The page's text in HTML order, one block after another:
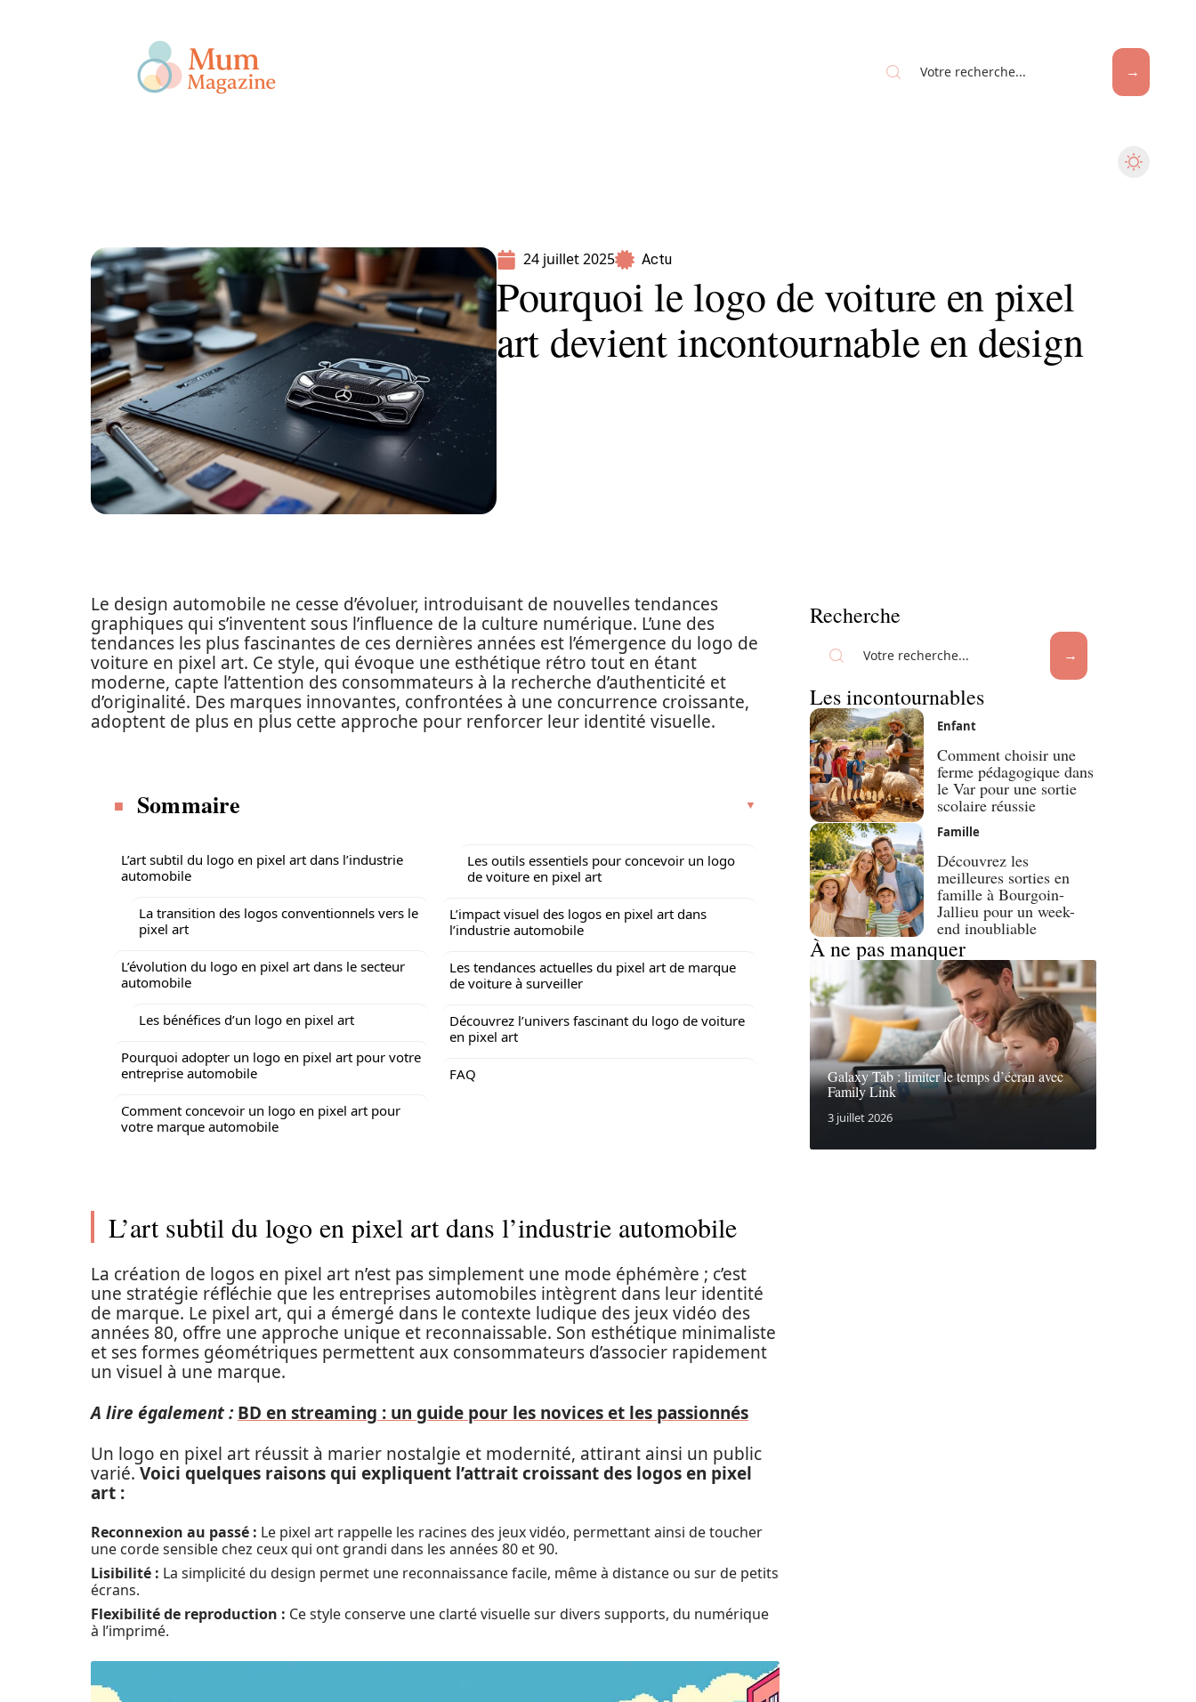
24 juillet 2025 Actu
Pourquoi le logo de voiture en pixel
art devient incontournable en design
Le design automobile ne cesse d’évoluer, introduisant de nouvelles tendances
graphiques qui s’inventent sous l’influence de la culture numérique. L’une des
tendances les plus fascinantes de ces dernières années est l’émergence du logo de
voiture en pixel art. Ce style, qui évoque une esthétique rétro tout en étant
moderne, capte l’attention des consommateurs à la recherche d’authenticité et
d’originalité. Des marques innovantes, confrontées à une concurrence croissante,
adoptent de plus en plus cette approche pour renforcer leur identité visuelle.
Sommaire
L’art subtil du logo en pixel art dans l’industrie
automobile
La transition des logos conventionnels vers le
pixel art
L’évolution du logo en pixel art dans le secteur
automobile
Les bénéfices d’un logo en pixel art
Pourquoi adopter un logo en pixel art pour votre
entreprise automobile
Comment concevoir un logo en pixel art pour
votre marque automobile
Les outils essentiels pour concevoir un logo
de voiture en pixel art
L’impact visuel des logos en pixel art dans
l’industrie automobile
Les tendances actuelles du pixel art de marque
de voiture à surveiller
Découvrez l’univers fascinant du logo de voiture
en pixel art
FAQ
L’art subtil du logo en pixel art dans l’industrie automobile
La création de logos en pixel art n’est pas simplement une mode éphémère ; c’est
une stratégie réfléchie que les entreprises automobiles intègrent dans leur identité
de marque. Le pixel art, qui a émergé dans le contexte ludique des jeux vidéo des
années 80, offre une approche unique et reconnaissable. Son esthétique minimaliste
et ses formes géométriques permettent aux consommateurs d’associer rapidement
un visuel à une marque.
A lire également : BD en streaming : un guide pour les novices et les passionnés
Un logo en pixel art réussit à marier nostalgie et modernité, attirant ainsi un public
varié. Voici quelques raisons qui expliquent l’attrait croissant des logos en pixel
art :
Reconnexion au passé : Le pixel art rappelle les racines des jeux vidéo, permettant ainsi de toucher
une corde sensible chez ceux qui ont grandi dans les années 80 et 90.
Lisibilité : La simplicité du design permet une reconnaissance facile, même à distance ou sur de petits
écrans.
Flexibilité de reproduction : Ce style conserve une clarté visuelle sur divers supports, du numérique
à l’imprimé.
Recherche
Les incontournables
Enfant
Comment choisir une
ferme pédagogique dans
le Var pour une sortie
scolaire réussie
Famille
Découvrez les
meilleures sorties en
famille à Bourgoin-
Jallieu pour un week-
end inoubliable
À ne pas manquer
Galaxy Tab : limiter le temps d’écran avec
Family Link
3 juillet 2026